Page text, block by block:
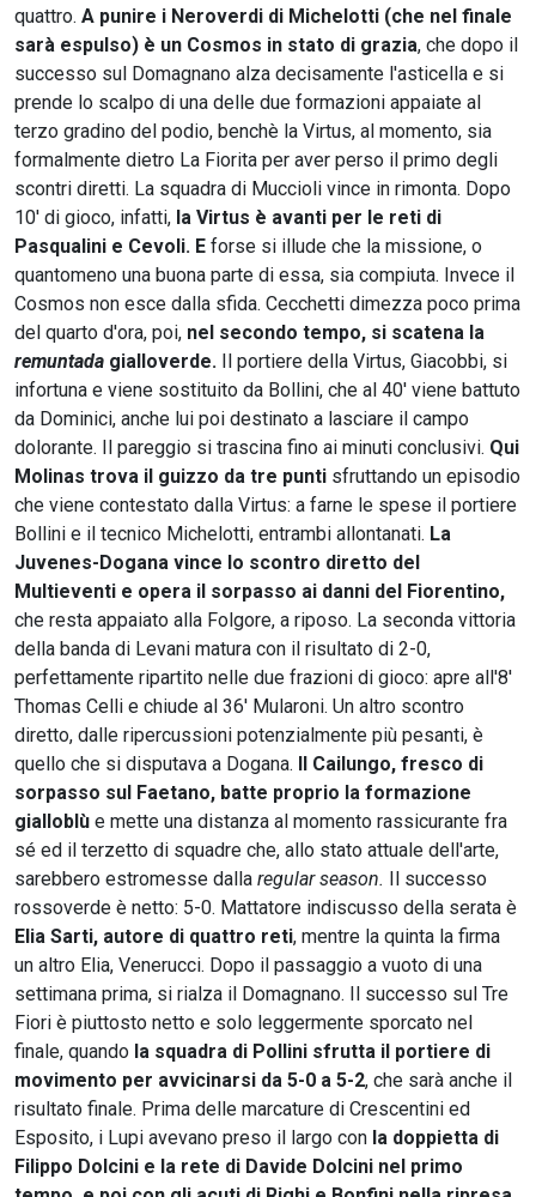
quattro. A punire i Neroverdi di Michelotti (che nel finale
sarà espulso) è un Cosmos in stato di grazia, che dopo il
successo sul Domagnano alza decisamente l'asticella e si
prende lo scalpo di una delle due formazioni appaiate al
terzo gradino del podio, benchè la Virtus, al momento, sia
formalmente dietro La Fiorita per aver perso il primo degli
scontri diretti. La squadra di Muccioli vince in rimonta. Dopo
10' di gioco, infatti, la Virtus è avanti per le reti di
Pasqualini e Cevoli. E forse si illude che la missione, o
quantomeno una buona parte di essa, sia compiuta. Invece il
Cosmos non esce dalla sfida. Cecchetti dimezza poco prima
del quarto d'ora, poi, nel secondo tempo, si scatena la
remuntada gialloverde. Il portiere della Virtus, Giacobbi, si
infortuna e viene sostituito da Bollini, che al 40' viene battuto
da Dominici, anche lui poi destinato a lasciare il campo
dolorante. Il pareggio si trascina fino ai minuti conclusivi. Qui
Molinas trova il guizzo da tre punti sfruttando un episodio
che viene contestato dalla Virtus: a farne le spese il portiere
Bollini e il tecnico Michelotti, entrambi allontanati. La
Juvenes-Dogana vince lo scontro diretto del
Multieventi e opera il sorpasso ai danni del Fiorentino,
che resta appaiato alla Folgore, a riposo. La seconda vittoria
della banda di Levani matura con il risultato di 2-0,
perfettamente ripartito nelle due frazioni di gioco: apre all'8'
Thomas Celli e chiude al 36' Mularoni. Un altro scontro
diretto, dalle ripercussioni potenzialmente più pesanti, è
quello che si disputava a Dogana. Il Cailungo, fresco di
sorpasso sul Faetano, batte proprio la formazione
gialloblù e mette una distanza al momento rassicurante fra
sé ed il terzetto di squadre che, allo stato attuale dell'arte,
sarebbero estromesse dalla regular season. Il successo
rossoverde è netto: 5-0. Mattatore indiscusso della serata è
Elia Sarti, autore di quattro reti, mentre la quinta la firma
un altro Elia, Venerucci. Dopo il passaggio a vuoto di una
settimana prima, si rialza il Domagnano. Il successo sul Tre
Fiori è piuttosto netto e solo leggermente sporcato nel
finale, quando la squadra di Pollini sfrutta il portiere di
movimento per avvicinarsi da 5-0 a 5-2, che sarà anche il
risultato finale. Prima delle marcature di Crescentini ed
Esposito, i Lupi avevano preso il largo con la doppietta di
Filippo Dolcini e la rete di Davide Dolcini nel primo